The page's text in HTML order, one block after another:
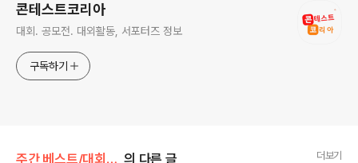
콘테스트코리아
대회. 공모전. 대외활동, 서포터즈 정보
구독하기
주간 베스트/대회 • 공모전 의 다른 글 더보기